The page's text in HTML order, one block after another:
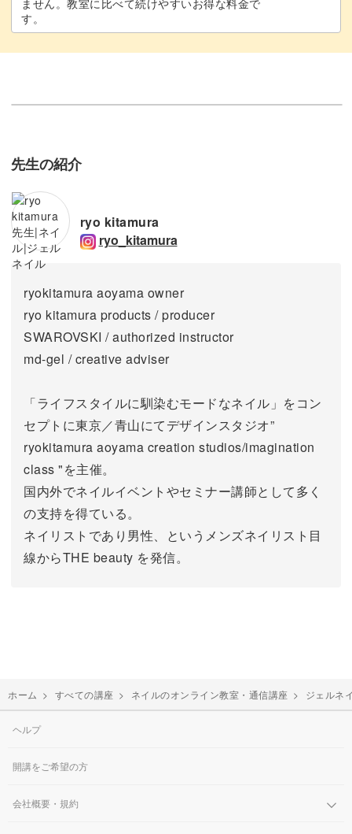
す。
先生の紹介
ryo kitamura
ryo_kitamura
ryokitamura aoyama owner
ryo kitamura products / producer
SWAROVSKI / authorized instructor
md-gel / creative adviser
「ライフスタイルに馴染むモードなネイル」をコン
セプトに東京／青山にてデザインスタジオ”
ryokitamura aoyama creation studios/imagination
class "を主催。
国内外でネイルイベントやセミナー講師として多く
の支持を得ている。
ネイリストであり男性、というメンズネイリスト目
線からTHE beauty を発信。
ホーム > すべての講座 > ネイルのオンライン教室・通信講座 > ジェルネ
ヘルプ
開講をご希望の方
会社概要・規約